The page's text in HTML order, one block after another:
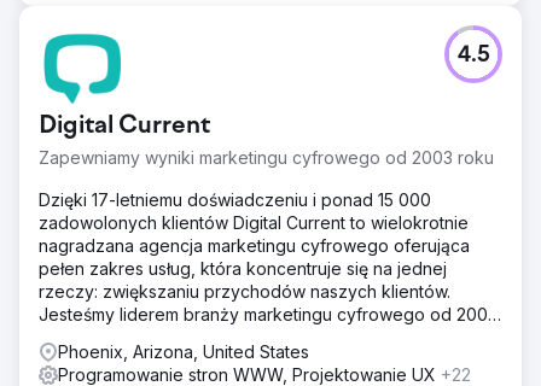
Digital Current
Zapewniamy wyniki marketingu cyfrowego od 2003 roku
4.5
Dzięki 17-letniemu doświadczeniu i ponad 15 000
zadowolonych klientów Digital Current to wielokrotnie
nagradzana agencja marketingu cyfrowego oferująca
pełen zakres usług, która koncentruje się na jednej
rzeczy: zwiększaniu przychodów naszych klientów.
Jesteśmy liderem branży marketingu cyfrowego od 2003
Phoenix, Arizona, United States
Programowanie stron WWW, Projektowanie UX +22